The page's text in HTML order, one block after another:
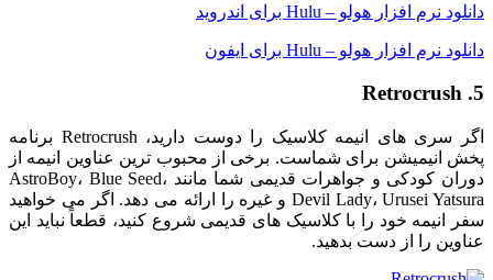
دانلود نرم افزار هولو – Hulu برای اندروید
دانلود نرم افزار هولو – Hulu برای ایفون
5. Retrocrush
اگر سری های انیمه کلاسیک را دوست دارید، Retrocrush برنامه
پخش انیمیشن برای شماست. برخی از محبوب ترین عناوین انیمه از
دوران کودکی و جواهرات قدیمی شما مانند AstroBoy، Blue Seed،
Devil Lady، Urusei Yatsura و غیره را ارائه می دهد. اگر می خواهید
سفر انیمه خود را با کلاسیک های قدیمی شروع کنید، قطعاً نباید این
عناوین را از دست بدهید.